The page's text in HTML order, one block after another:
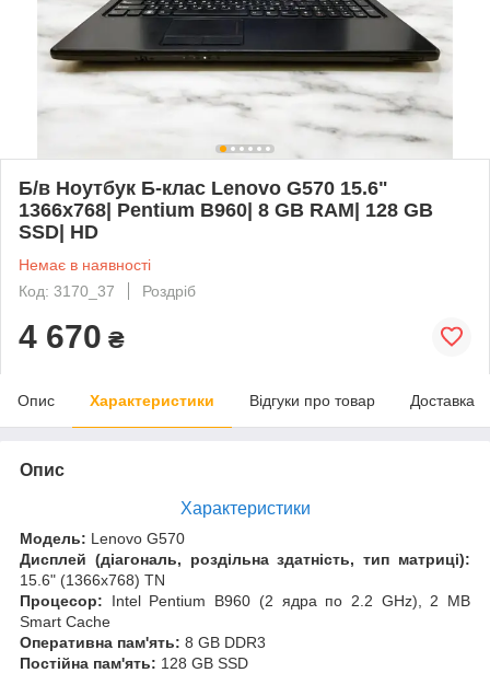
Б/в Ноутбук Б-клас Lenovo G570 15.6"
1366x768| Pentium B960| 8 GB RAM| 128 GB
SSD| HD
Немає в наявності
Код: 3170_37
Роздріб
4 670 ₴
Опис Характеристики Відгуки про товар Доставка
Опис
Характеристики
Модель: Lenovo G570
Дисплей (діагональ, роздільна здатність, тип матриці):
15.6" (1366x768) TN
Процесор: Intel Pentium B960 (2 ядра по 2.2 GHz), 2 MB
Smart Cache
Оперативна пам'ять: 8 GB DDR3
Постійна пам'ять: 128 GB SSD